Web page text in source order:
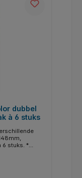
dubbel
à 6 stuks
6 stuks. *